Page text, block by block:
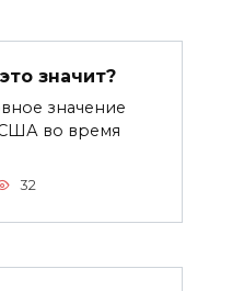
значит?
значение
во время
32